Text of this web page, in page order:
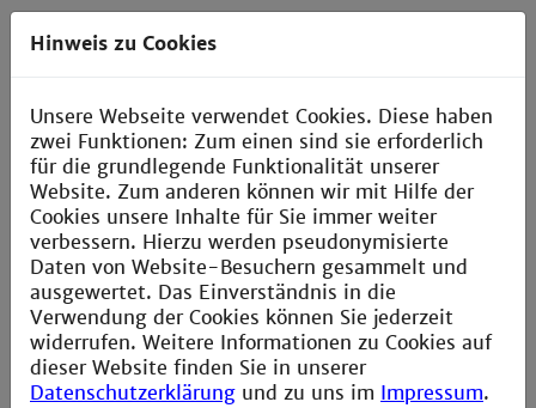
»Festivals, Grillabende und viele andere
Veranstaltungen ermöglichen den
Vorlesungen ihre Zeit an der Hochschule
schön zu verbringen und das Studentenleben
zu genießen.«
Hinweis zu Cookies
Unsere Webseite verwendet Cookies. Diese haben
zwei Funktionen: Zum einen sind sie erforderlich
für die grundlegende Funktionalität unserer
Website. Zum anderen können wir mit Hilfe der
Cookies unsere Inhalte für Sie immer weiter
verbessern. Hierzu werden pseudonymisierte
Daten von Website-Besuchern gesammelt und
ausgewertet. Das Einverständnis in die
Verwendung der Cookies können Sie jederzeit
widerrufen. Weitere Informationen zu Cookies auf
dieser Website finden Sie in unserer
Datenschutzerklärung und zu uns im Impressum.